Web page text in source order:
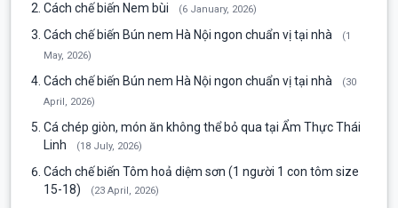
Cách chế biến Nem bùi (6 January, 2026)
Cách chế biến Bún nem Hà Nội ngon chuẩn vị tại nhà
(1
May, 2026)
Cách chế biến Bún nem Hà Nội ngon chuẩn vị tại nhà
(30
April, 2026)
Cá chép giòn, món ăn không thể bỏ qua tại Ẩm Thực Thái
Linh
(18 July, 2026)
Cách chế biến Tôm hoả diệm sơn (1 người 1 con tôm size
15-18)
(23 April, 2026)